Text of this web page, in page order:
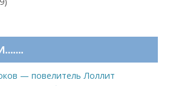
— повелитель Лоллит